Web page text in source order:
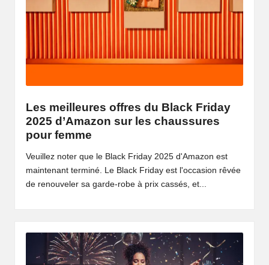
Les meilleures offres du Black Friday
2025 d’Amazon sur les chaussures
pour femme
Veuillez noter que le Black Friday 2025 d'Amazon est
maintenant terminé. Le Black Friday est l'occasion rêvée
de renouveler sa garde-robe à prix cassés, et...